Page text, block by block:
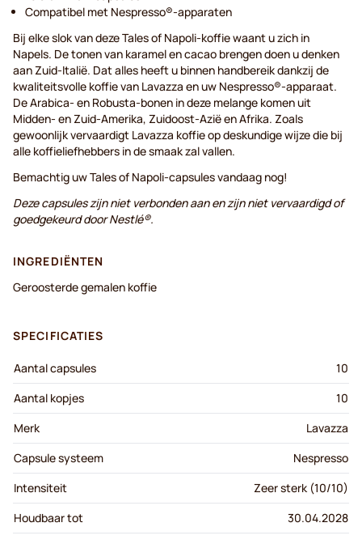
Compatibel met Nespresso®-apparaten
Bij elke slok van deze Tales of Napoli-koffie waant u zich in
Napels. De tonen van karamel en cacao brengen doen u denken
aan Zuid-Italië. Dat alles heeft u binnen handbereik dankzij de
kwaliteitsvolle koffie van Lavazza en uw Nespresso®-apparaat.
De Arabica- en Robusta-bonen in deze melange komen uit
Midden- en Zuid-Amerika, Zuidoost-Azië en Afrika. Zoals
gewoonlijk vervaardigt Lavazza koffie op deskundige wijze die bij
alle koffieliefhebbers in de smaak zal vallen.
Bemachtig uw Tales of Napoli-capsules vandaag nog!
Deze capsules zijn niet verbonden aan en zijn niet vervaardigd of
goedgekeurd door Nestlé®.
INGREDIËNTEN
Geroosterde gemalen koffie
SPECIFICATIES
Aantal capsules
10
Aantal kopjes
10
Merk
Lavazza
Capsule systeem
Nespresso
Intensiteit
Zeer sterk (10/10)
Houdbaar tot
30.04.2028